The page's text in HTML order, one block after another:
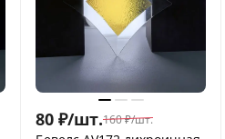
80 ₽/шт.160 ₽/шт.